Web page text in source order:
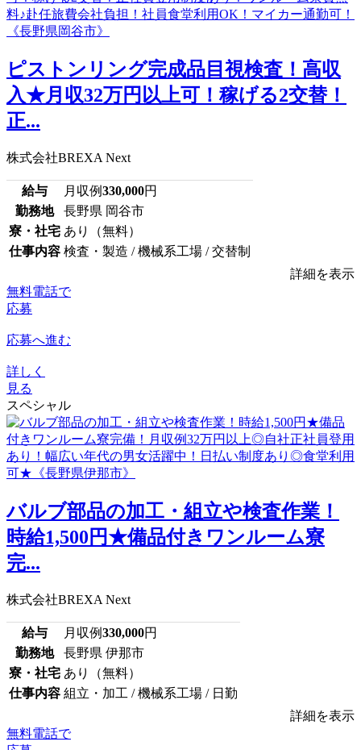
ピストンリング完成品目視検査！高収
入★月収32万円以上可！稼げる2交替！
正...
株式会社BREXA Next
給与 月収例330,000円
勤務地
長野県 岡谷市
寮・社宅 あり（無料）
仕事内容 検査・製造 / 機械系工場 / 交替制
詳細を表示
無料電話で
応募
応募へ進む
詳しく
見る
スペシャル
バルブ部品の加工・組立や検査作業！
時給1,500円★備品付きワンルーム寮
完...
株式会社BREXA Next
給与 月収例330,000円
勤務地
長野県 伊那市
寮・社宅 あり（無料）
仕事内容 組立・加工 / 機械系工場 / 日勤
詳細を表示
無料電話で